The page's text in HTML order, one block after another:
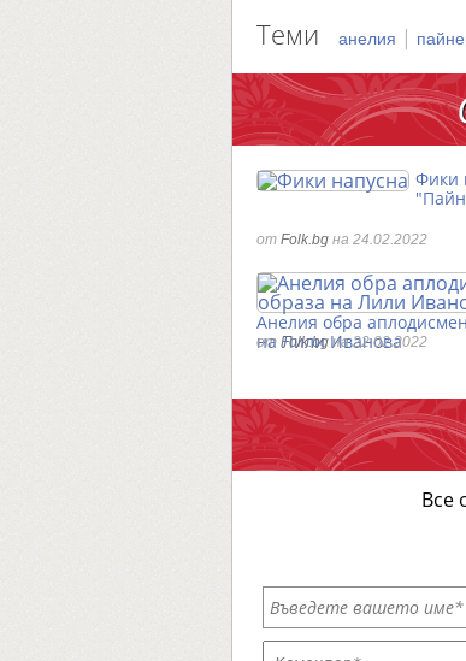
Теми анелия |
Фики
от Folk.bg на 24.02.2022
Анелия обра
на Лили Иванова
от Folk.bg на 22.02.2022
Все